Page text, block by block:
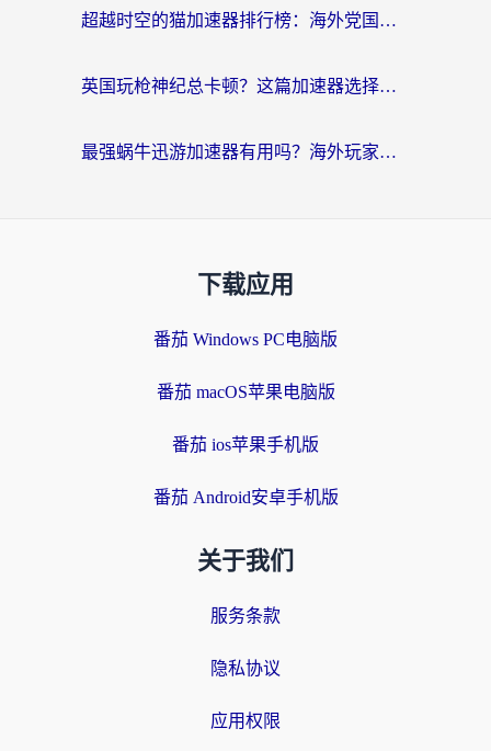
超越时空的猫加速器排行榜：海外党国服游戏不卡顿的终极选择指南
英国玩枪神纪总卡顿？这篇加速器选择指南帮你告别延迟（附实测推荐）
最强蜗牛迅游加速器有用吗？海外玩家国服游戏加速避坑指南（附德国玩忍者必须死3流星蝴蝶剑解决办法）
下载应用
番茄 Windows PC电脑版
番茄 macOS苹果电脑版
番茄 ios苹果手机版
番茄 Android安卓手机版
关于我们
服务条款
隐私协议
应用权限